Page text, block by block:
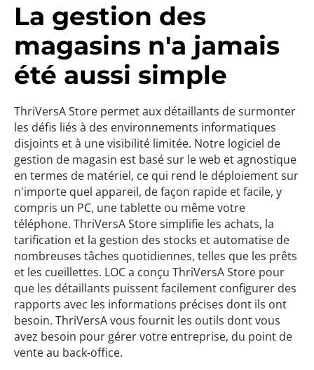
La gestion des
magasins n'a jamais
été aussi simple
ThriVersA Store permet aux détaillants de surmonter
les défis liés à des environnements informatiques
disjoints et à une visibilité limitée. Notre logiciel de
gestion de magasin est basé sur le web et agnostique
en termes de matériel, ce qui rend le déploiement sur
n'importe quel appareil, de façon rapide et facile, y
compris un PC, une tablette ou même votre
téléphone. ThriVersA Store simplifie les achats, la
tarification et la gestion des stocks et automatise de
nombreuses tâches quotidiennes, telles que les prêts
et les cueillettes. LOC a conçu ThriVersA Store pour
que les détaillants puissent facilement configurer des
rapports avec les informations précises dont ils ont
besoin. ThriVersA vous fournit les outils dont vous
avez besoin pour gérer votre entreprise, du point de
vente au back-office.